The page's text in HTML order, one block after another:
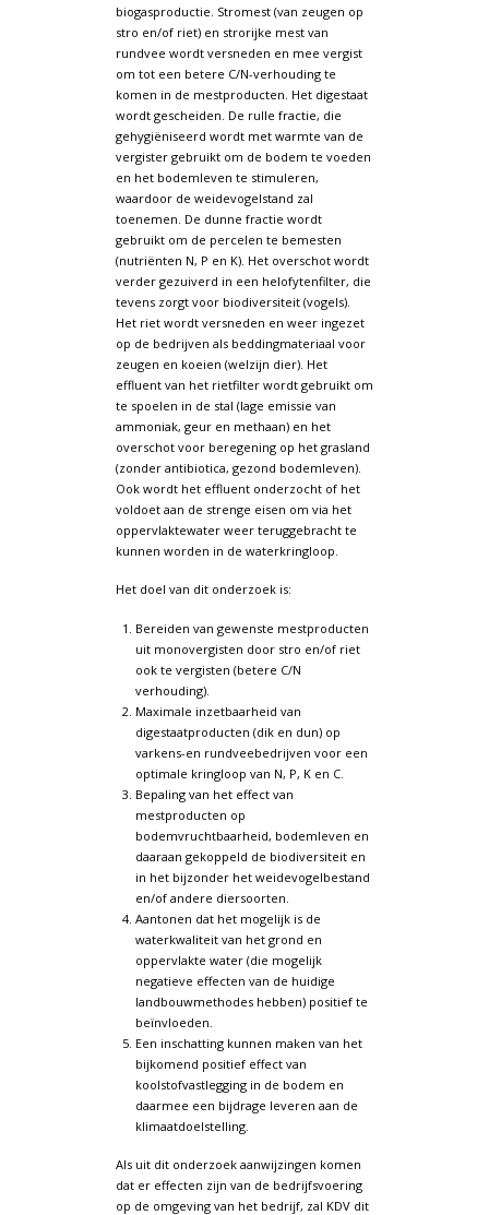
biogasproductie. Stromest (van zeugen op
stro en/of riet) en strorijke mest van
rundvee wordt versneden en mee vergist
om tot een betere C/N-verhouding te
komen in de mestproducten. Het digestaat
wordt gescheiden. De rulle fractie, die
gehygiëniseerd wordt met warmte van de
vergister gebruikt om de bodem te voeden
en het bodemleven te stimuleren,
waardoor de weidevogelstand zal
toenemen. De dunne fractie wordt
gebruikt om de percelen te bemesten
(nutriënten N, P en K). Het overschot wordt
verder gezuiverd in een helofytenfilter, die
tevens zorgt voor biodiversiteit (vogels).
Het riet wordt versneden en weer ingezet
op de bedrijven als beddingmateriaal voor
zeugen en koeien (welzijn dier). Het
effluent van het rietfilter wordt gebruikt om
te spoelen in de stal (lage emissie van
ammoniak, geur en methaan) en het
overschot voor beregening op het grasland
(zonder antibiotica, gezond bodemleven).
Ook wordt het effluent onderzocht of het
voldoet aan de strenge eisen om via het
oppervlaktewater weer teruggebracht te
kunnen worden in de waterkringloop.
Het doel van dit onderzoek is:
Bereiden van gewenste mestproducten
uit monovergisten door stro en/of riet
ook te vergisten (betere C/N
verhouding).
Maximale inzetbaarheid van
digestaatproducten (dik en dun) op
varkens-en rundveebedrijven voor een
optimale kringloop van N, P, K en C.
Bepaling van het effect van
mestproducten op
bodemvruchtbaarheid, bodemleven en
daaraan gekoppeld de biodiversiteit en
in het bijzonder het weidevogelbestand
en/of andere diersoorten.
Aantonen dat het mogelijk is de
waterkwaliteit van het grond en
oppervlakte water (die mogelijk
negatieve effecten van de huidige
landbouwmethodes hebben) positief te
beïnvloeden.
Een inschatting kunnen maken van het
bijkomend positief effect van
koolstofvastlegging in de bodem en
daarmee een bijdrage leveren aan de
klimaatdoelstelling.
Als uit dit onderzoek aanwijzingen komen
dat er effecten zijn van de bedrijfsvoering
op de omgeving van het bedrijf, zal KDV dit